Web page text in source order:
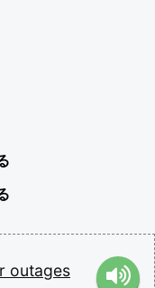
outages